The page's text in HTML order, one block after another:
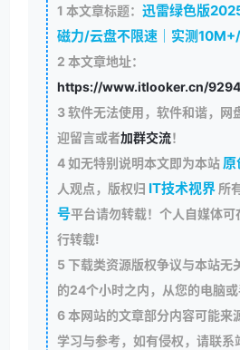
1 本文章标题： 迅雷绿色版
磁力/云盘不限速｜实测
2 本文章地址：
https://www.itlooker.cn/
3软件无法使用，软件和谐，网
迎留言或者加群交流！
4如无特别说明本文即为本站 原
人观点，版权归 IT技术视界所
号平台请勿转载！个人自媒体
行转载!
5下载类资源版权争议与本站无
的24个小时之内，从您的电脑或
6本网站的文章部分内容可能来
学习与参考，如有侵权，请联系